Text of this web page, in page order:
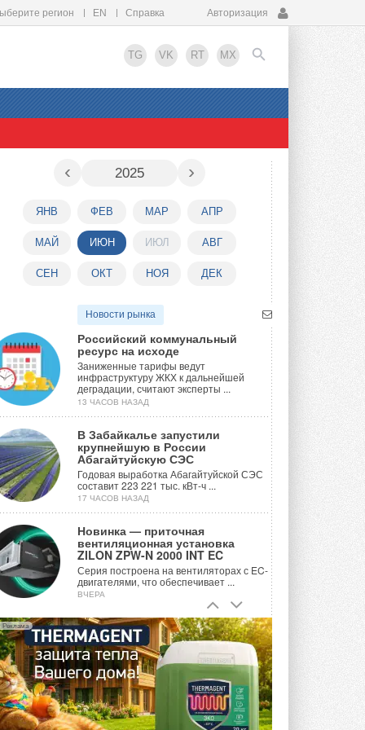
регион EN Справка Авторизация
TG VK RT MX
EN
‹ 2025 ›
ЯНВ ФЕВ МАР АПР
МАЙ ИЮН ИЮЛ АВГ
СЕН ОКТ НОЯ ДЕК
Новости рынка
Российский коммунальный
ресурс на исходе
Заниженные тарифы ведут
инфраструктуру ЖКХ к дальнейшей
деградации, считают эксперты ...
13 ЧАСОВ НАЗАД
В Забайкалье запустили
крупнейшую в России
Абагайтуйскую СЭС
Годовая выработка Абагайтуйской СЭС
составит 223 221 тыс. кВт-ч ...
17 ЧАСОВ НАЗАД
Новинка — приточная
вентиляционная установка
ZILON ZPW-N 2000 INT EC
Серия построена на вентиляторах с EC-
двигателями, что обеспечивает ...
ВЧЕРА
Учёные ЮУрГУ создали
каскадную установку,
объединяющую солнечную и
геотермальную энергию
Природосберегающие технологии ...
ВЧЕРА
Для Арктики создали
Реклама